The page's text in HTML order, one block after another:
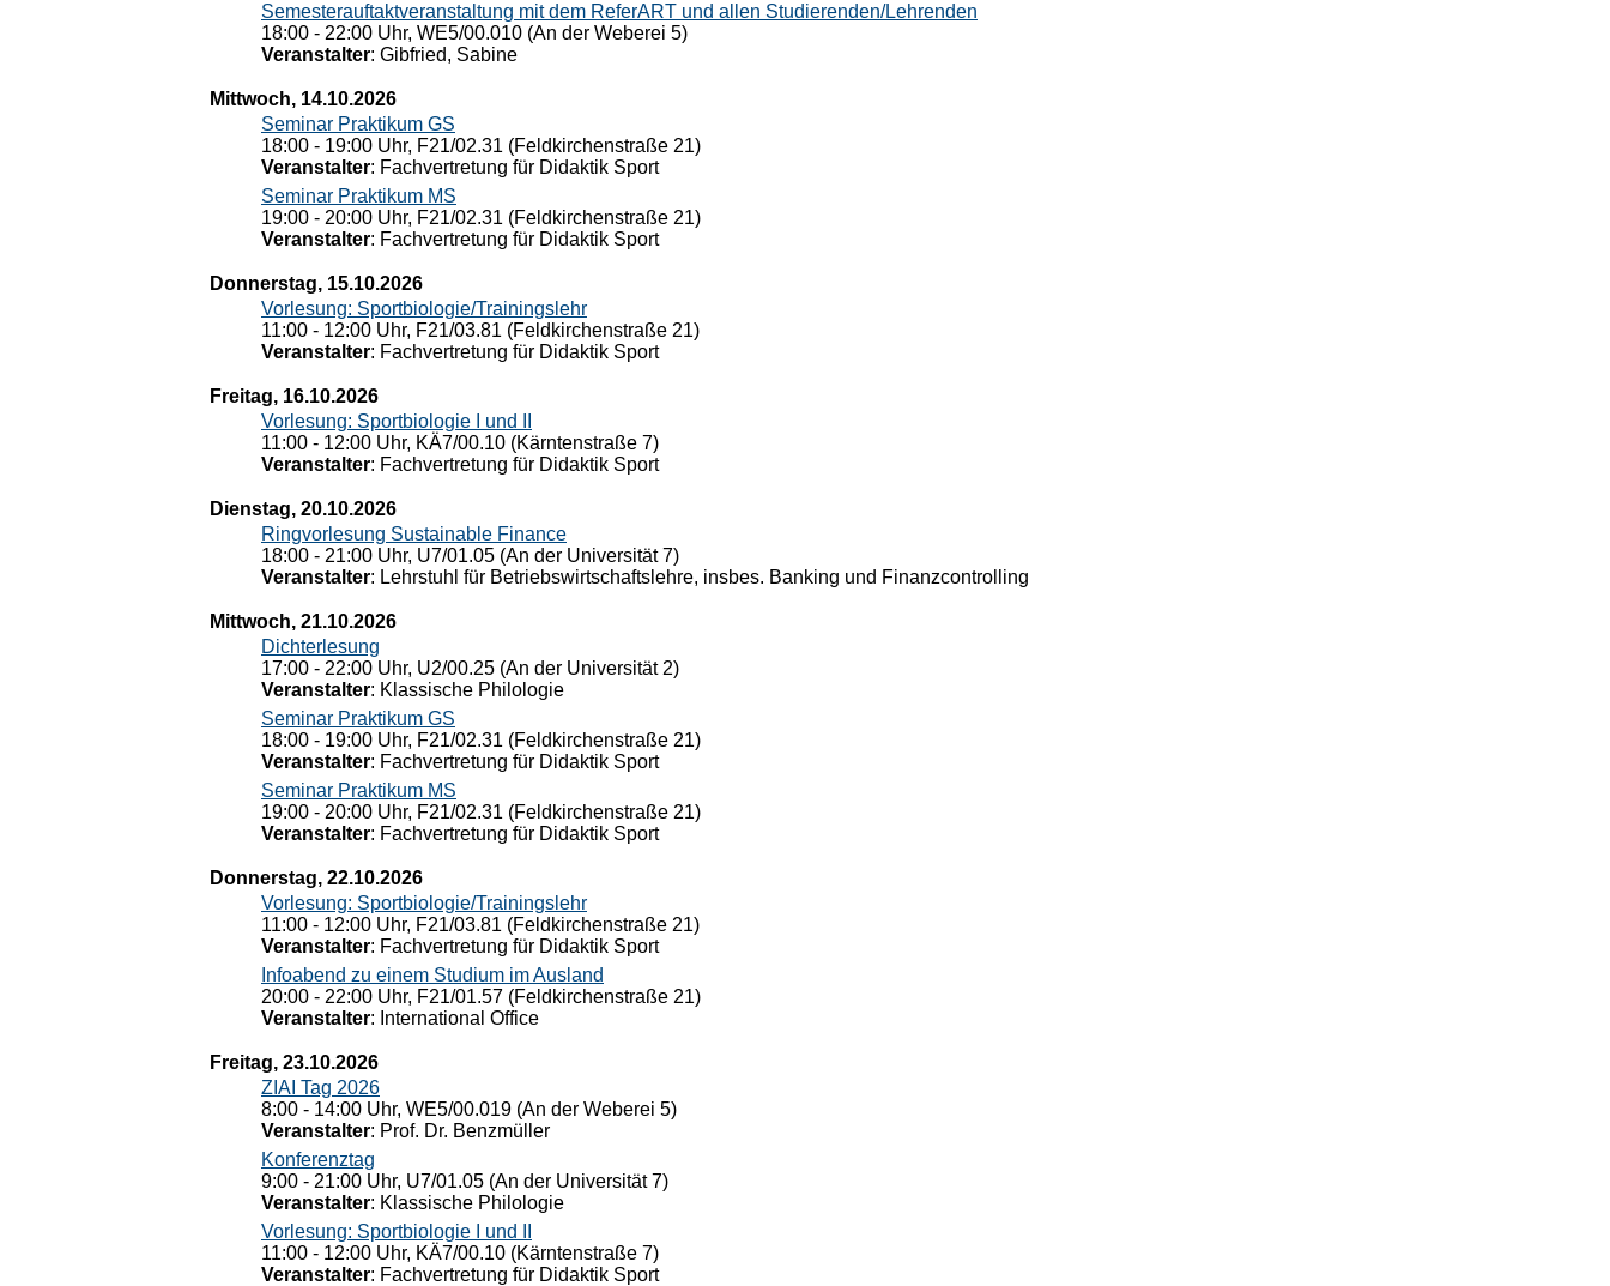
Semesterauftaktveranstaltung mit dem ReferART und allen Studierenden/Lehrenden
18:00 - 22:00 Uhr, WE5/00.010 (An der Weberei 5)
Veranstalter: Gibfried, Sabine
Mittwoch, 14.10.2026
Seminar Praktikum GS
18:00 - 19:00 Uhr, F21/02.31 (Feldkirchenstraße 21)
Veranstalter: Fachvertretung für Didaktik Sport
Seminar Praktikum MS
19:00 - 20:00 Uhr, F21/02.31 (Feldkirchenstraße 21)
Veranstalter: Fachvertretung für Didaktik Sport
Donnerstag, 15.10.2026
Vorlesung: Sportbiologie/Trainingslehr
11:00 - 12:00 Uhr, F21/03.81 (Feldkirchenstraße 21)
Veranstalter: Fachvertretung für Didaktik Sport
Freitag, 16.10.2026
Vorlesung: Sportbiologie I und II
11:00 - 12:00 Uhr, KÄ7/00.10 (Kärntenstraße 7)
Veranstalter: Fachvertretung für Didaktik Sport
Dienstag, 20.10.2026
Ringvorlesung Sustainable Finance
18:00 - 21:00 Uhr, U7/01.05 (An der Universität 7)
Veranstalter: Lehrstuhl für Betriebswirtschaftslehre, insbes. Banking und Finanzcontrolling
Mittwoch, 21.10.2026
Dichterlesung
17:00 - 22:00 Uhr, U2/00.25 (An der Universität 2)
Veranstalter: Klassische Philologie
Seminar Praktikum GS
18:00 - 19:00 Uhr, F21/02.31 (Feldkirchenstraße 21)
Veranstalter: Fachvertretung für Didaktik Sport
Seminar Praktikum MS
19:00 - 20:00 Uhr, F21/02.31 (Feldkirchenstraße 21)
Veranstalter: Fachvertretung für Didaktik Sport
Donnerstag, 22.10.2026
Vorlesung: Sportbiologie/Trainingslehr
11:00 - 12:00 Uhr, F21/03.81 (Feldkirchenstraße 21)
Veranstalter: Fachvertretung für Didaktik Sport
Infoabend zu einem Studium im Ausland
20:00 - 22:00 Uhr, F21/01.57 (Feldkirchenstraße 21)
Veranstalter: International Office
Freitag, 23.10.2026
ZIAI Tag 2026
8:00 - 14:00 Uhr, WE5/00.019 (An der Weberei 5)
Veranstalter: Prof. Dr. Benzmüller
Konferenztag
9:00 - 21:00 Uhr, U7/01.05 (An der Universität 7)
Veranstalter: Klassische Philologie
Vorlesung: Sportbiologie I und II
11:00 - 12:00 Uhr, KÄ7/00.10 (Kärntenstraße 7)
Veranstalter: Fachvertretung für Didaktik Sport